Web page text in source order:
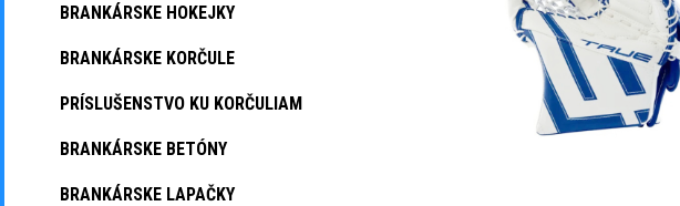
BRANKÁRSKE HOKEJKY
BRANKÁRSKE KORČULE
PRÍSLUŠENSTVO KU KORČULIAM
BRANKÁRSKE BETÓNY
BRANKÁRSKE LAPAČKY